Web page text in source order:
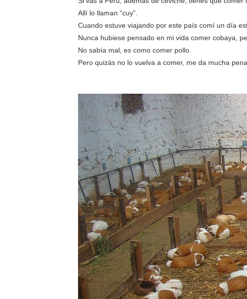
Allí lo llaman “cuy”.
Cuando estuve viajando por este país comí un día
Nunca hubiese pensado en mi vida comer cobaya,
No sabía mal, es como comer pollo.
Pero quizás no lo vuelva a comer, me da mucha